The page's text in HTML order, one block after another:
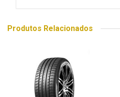
Produtos Relacionados